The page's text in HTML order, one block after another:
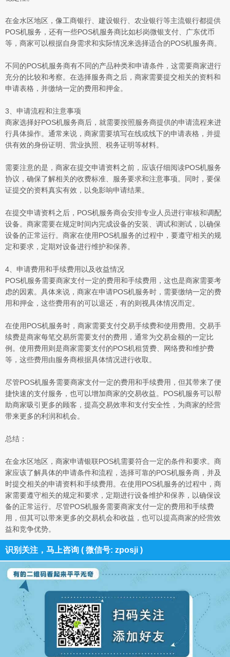
在金水区地区，像工商银行、建设银行、农业银行等主流银行都提供
POS机服务，还有一些POS机服务商比如杉岗微银支付、广东优币
等，商家可以根据自身需求和实际情况来选择适合的POS机服务商。
不同的POS机服务商有不同的产品种类和申请条件，这需要商家进行
充分的比较和考察。在选择服务商之后，商家需要提交相关的资料和
申请表格，并缴纳一定的费用和押金。
3、申请流程和注意事项
商家选择好POS机服务商后，就需要按照服务商提供的申请流程来进
行具体操作。通常来说，商家需要填写在线或线下的申请表格，并提
供有效的身份证明、营业执照、税务证明等材料。
需要注意的是，商家在提交申请资料之前，应该仔细阅读POS机服务
协议，确保了解相关的收费标准、服务要求和注意事项。同时，要保
证提交的资料真实有效，以免影响申请结果。
在提交申请资料之后，POS机服务商会安排专业人员进行审核和调配
设备。商家需要在规定时间内完成设备的安装、调试和测试，以确保
设备的正常运行。商家在使用POS机服务的过程中，要遵守相关的规
定和要求，定期对设备进行维护和保养。
4、申请费用和手续费用以及收益情况
POS机服务需要商家支付一定的费用和手续费用，这也是商家需要考
虑的因素。具体来说，商家在申请POS机服务时，需要缴纳一定的费
用和押金，这些费用有的可以退还，有的则视具体情况而定。
在使用POS机服务时，商家需要支付交易手续费和使用费用。交易手
续费是商家每笔交易所需要支付的费用，通常为交易金额的一定比
例。使用费用则是商家需要支付的POS机租赁费、网络费和维护费
等，这些费用由服务商根据具体情况进行收取。
尽管POS机服务需要商家支付一定的费用和手续费用，但其带来了便
捷快速的支付服务，也可以增加商家的交易收益。POS机服务可以帮
助商家吸引更多的顾客，提高交易效率和支付安全性，为商家的经营
带来更多的利润和机会。
总结：
在金水区地区，商家申请银联POS机需要符合一定的条件和要求。商
家应该了解具体的申请条件和流程，选择可靠的POS机服务商，并及
时提交相关的申请资料和手续费用。在使用POS机服务的过程中，商
家需要遵守相关的规定和要求，定期进行设备维护和保养，以确保设
备的正常运行。尽管POS机服务需要商家支付一定的费用和手续费
用，但其可以带来更多的交易机会和收益，也可以提高商家的经营效
益和竞争优势。
识别关注，马上咨询 ( 微信号: zposji )